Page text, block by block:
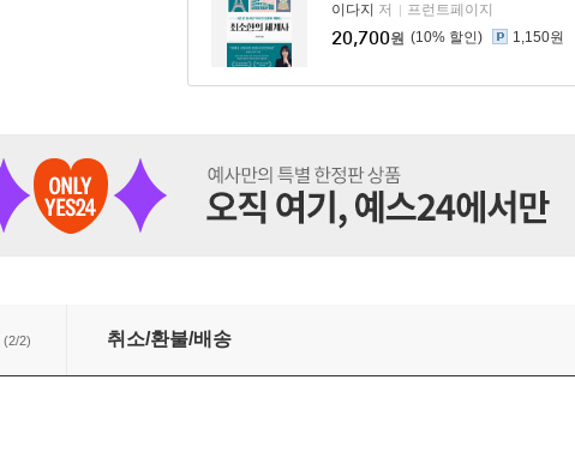
이다지 저
프런트페이지
10%
20,700원 1,150원
(2/2) 취소/환불/배송